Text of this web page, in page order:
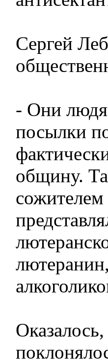
Сергей
- Они
посылки
общину.